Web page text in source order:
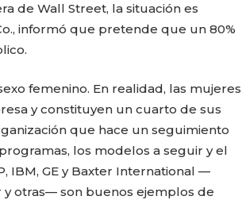
de Wall Street, la situación es
informó que pretende que un 80%
femenino. En realidad, las mujeres
y constituyen un cuarto de sus
que hace un seguimiento
los modelos a seguir y el
IBM, GE y Baxter International —
otras— son buenos ejemplos de